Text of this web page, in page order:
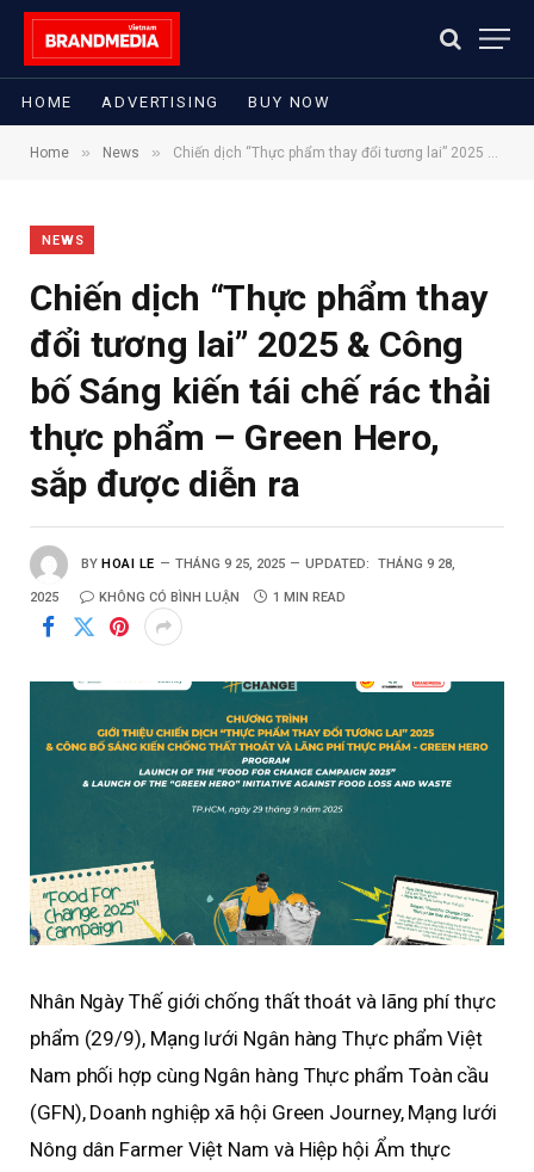
HOME ADVERTISING BUY NOW
Home » News » Chiến dịch “Thực phẩm thay đổi tương lai” 2025 & Công bố Sáng kiến tái chế rác thải thực phẩm – Green Hero, sắp được diễn ra
NEWS
Chiến dịch “Thực phẩm thay
đổi tương lai” 2025 & Công
bố Sáng kiến tái chế rác thải
thực phẩm – Green Hero,
sắp được diễn ra
BY HOAI LE THÁNG 9 25, 2025 UPDATED: THÁNG 9 28,
2025 KHÔNG CÓ BÌNH LUẬN 1 MIN READ
Nhân Ngày Thế giới chống thất thoát và lãng phí thực
phẩm (29/9), Mạng lưới Ngân hàng Thực phẩm Việt
Nam phối hợp cùng Ngân hàng Thực phẩm Toàn cầu
(GFN), Doanh nghiệp xã hội Green Journey, Mạng lưới
Nông dân Farmer Việt Nam và Hiệp hội Ẩm thực